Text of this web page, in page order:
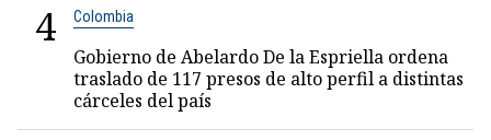
4 Colombia
Gobierno de Abelardo De la Espriella ordena
traslado de 117 presos de alto perfil a distintas
cárceles del país